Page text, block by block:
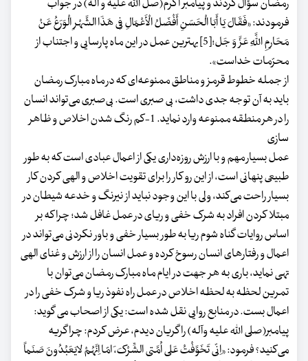
رمضان سؤال کردند و پیامبر اکرم(صل الله علیه و آله) در جواب
فرمودند: «فَقَالَ یَا أَبَا الْحَسَنِ أَفْضَلُ الْأَعْمَالِ فِی هَذَا الشَّهْرِ الْوَرَعُ عَنْ
مَحَارِمِ اللَّهِ عَزَّ وَ جَل؛[5] بهترین عمل در این ماه پارسایى و اجتناب از
محرّمات خداست».
از جمله خطوط قرمز و مناطق ممنوعه‌ای که در ماه مبارک رمضان
باید به آن توجه جدی داشت، بی صبری است. بی‌صبری می‌تواند انسان
را در هر منطقه ممنوعه وارد نماید. 1-کم رنگ شدن اخلاص و ظاهر
سازی
عمل بسیار مهم و با ارزش روزه‌داری یکی از اعمال عبادی است که به طور
طبیعی پنهانی است، از این رو کار را برای تقویت اخلاص و الهی کردن کار
بسیار راحت می‌کند، ولی با این وجود نباید از نیرنگ و خدعه شیطان در
مبتلا کردن افراد به شرک خفی و ریای در عمل غافل شد؛ چرا که بر
اساس روایات گناه شوم ریا به طور بسیار خفی و باور نکردنی می‌تواند در
اعمال و رفتارهای انسان رسوخ کرده و عمل انسان را از ارزش و غنای الهی
تهی نماید، باری به هر جهت در ایام ماه مبارک رمضان می‌توان با
تمرین لحظه به لحظه اخلاص در عمل راه نفوذ ریا و شرک خفی را در
اعمال بست. در منابع روایی نقل شده است: یکى از اصحاب مى گوید:
پیامبر(صلى الله علیه وآله) را گریان دیدم، عرض کردم: چرا گریه
مى‌کنید؟ فرمود: «اِنّى تَخَوَّفْتُ عَلى اُمَّتى الشِّرْکَ، َامّا اِنَّهُمْ لایَعَبُدُونَ صَنَماً